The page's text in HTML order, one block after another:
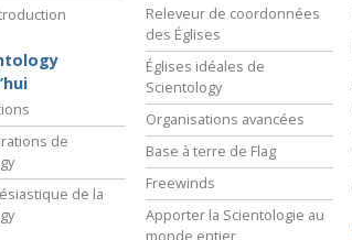
de
de la
Releveur de coordonnées
des Églises
Églises idéales de
Scientology
Organisations avancées
Base à terre de Flag
Freewinds
Apporter la Scientologie au
monde entier